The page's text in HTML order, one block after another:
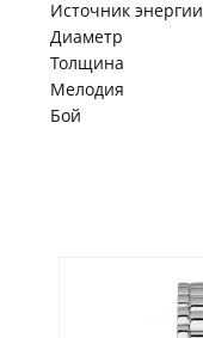
Источник энергии
Диаметр
Толщина
Мелодия
Бой